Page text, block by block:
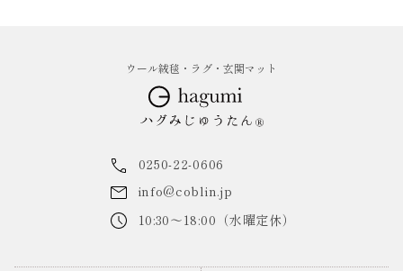
ウール絨毯・ラグ・玄関マット
0250-22-0606
info@coblin.jp
10:30～18:00（水曜定休）